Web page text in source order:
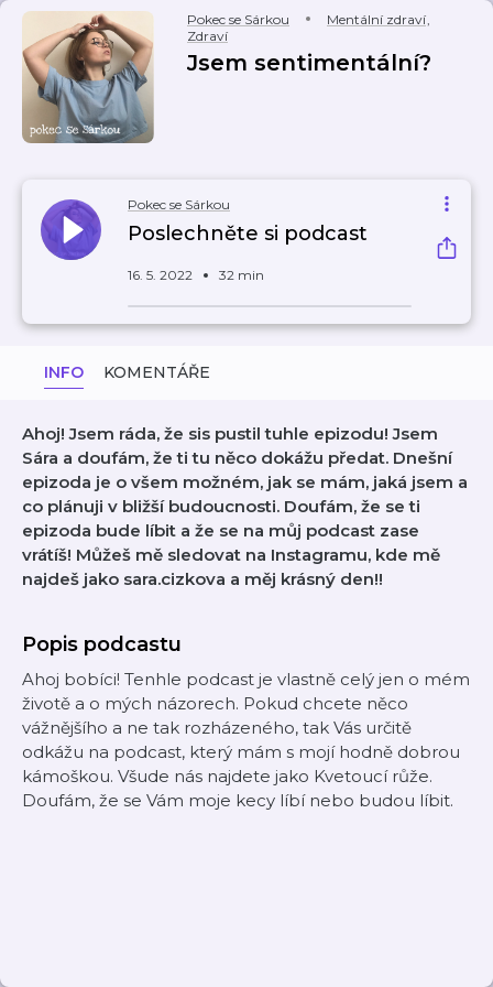
Pokec se Sárkou Mentální zdraví,
Zdraví
Jsem sentimentální?
Pokec se Sárkou
Poslechněte si podcast
16. 5. 2022 32 min
INFO KOMENTÁŘE
Ahoj! Jsem ráda, že sis pustil tuhle epizodu! Jsem
Sára a doufám, že ti tu něco dokážu předat. Dnešní
epizoda je o všem možném, jak se mám, jaká jsem a
co plánuji v bližší budoucnosti. Doufám, že se ti
epizoda bude líbit a že se na můj podcast zase
vrátíš! Můžeš mě sledovat na Instagramu, kde mě
najdeš jako sara.cizkova a měj krásný den!!
Popis podcastu
Ahoj bobíci! Tenhle podcast je vlastně celý jen o mém
životě a o mých názorech. Pokud chcete něco
vážnějšího a ne tak rozházeného, tak Vás určitě
odkážu na podcast, který mám s mojí hodně dobrou
kámoškou. Všude nás najdete jako Kvetoucí růže.
Doufám, že se Vám moje kecy líbí nebo budou líbit.